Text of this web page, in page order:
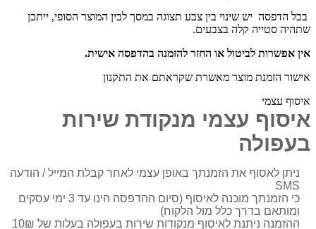
בכל הדפסה יש שינוי בין צבע תצוגה במסך לבין המוצר הסופי, ייתכן
שתהיה סטייה קלה בצבעים.
אין אפשרות לביטול או החזר להזמנה בהדפסה אישית.
אישור הזמנת מוצר מאשרת שקראתם את התקנון
איסוף עצמי
איסוף עצמי מנקודת שירות
בעפולה
ניתן לאסוף את הזמנתך באופן עצמי לאחר קבלת המייל / הודעה
SMS
כי הזמנתך מוכנה לאיסוף (סיום ההדפסה הינו עד 3 ימי עסקים
ומותאם בדרך כלל מול הלקוח)
ההזמנה ניתנת לאיסוף מנקודות שירות בעפולה בעלות של 10₪